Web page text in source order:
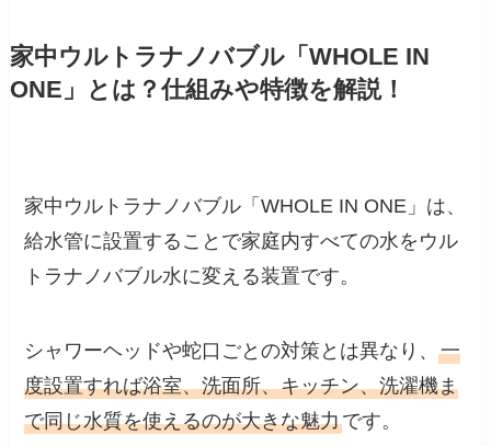
家中ウルトラナノバブル「WHOLE IN
ONE」とは？仕組みや特徴を解説！
家中ウルトラナノバブル「WHOLE IN ONE」は、
給水管に設置することで家庭内すべての水をウル
トラナノバブル水に変える装置です。
シャワーヘッドや蛇口ごとの対策とは異なり、一
度設置すれば浴室、洗面所、キッチン、洗濯機ま
で同じ水質を使えるのが大きな魅力です。